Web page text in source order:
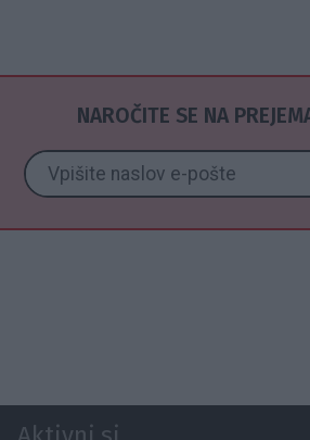
NAROČITE SE NA